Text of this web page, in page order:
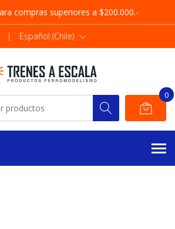
compras superiores a $200.000.-
| Español (Chile)
0